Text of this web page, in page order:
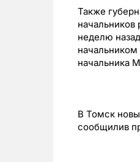
Также
начальников
неделю
начальника
В Томск
сообщилив